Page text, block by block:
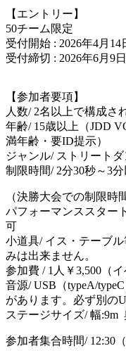
【エントリー】
50チーム限定
受付開始 : 2026年4月
受付締切 : 2026年6月9
【参加者要項】
人数/ 2名以上で構成さ
年齢/ 15歳以上（JDD
満年齢・要ID提示）
ジャンル/ ストリート
制限時間/ 2分30秒～3
（決勝大会での制限時
パフォーマンススター
可
小道具/ イス・テーブ
みは出来ません。
参加費 / 1人￥3,500（
音源/ USB（typeA/
があります。必ず別の
ステージサイズ/ 幅:9m
参加者集合時間/ 12:30（